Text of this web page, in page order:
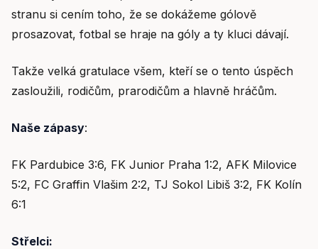
stranu si cením toho, že se dokážeme gólově
prosazovat, fotbal se hraje na góly a ty kluci dávají.
Takže velká gratulace všem, kteří se o tento úspěch
zasloužili, rodičům, prarodičům a hlavně hráčům.
Naše zápasy:
FK Pardubice 3:6, FK Junior Praha 1:2, AFK Milovice
5:2, FC Graffin Vlašim 2:2, TJ Sokol Libiš 3:2, FK Kolín
6:1
Střelci: